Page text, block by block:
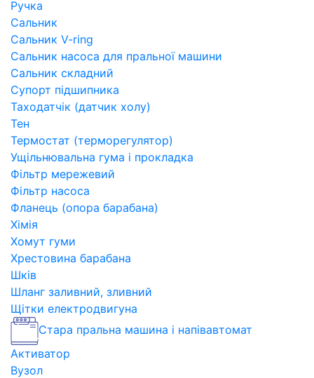
Ручка
Сальник
Сальник V-ring
Сальник насоса для пральної машини
Сальник складний
Супорт підшипника
Таходатчік (датчик холу)
Тен
Термостат (терморегулятор)
Ущільнювальна гума і прокладка
Фільтр мережевий
Фільтр насоса
Фланець (опора барабана)
Хімія
Хомут гуми
Хрестовина барабана
Шків
Шланг заливний, зливний
Щітки електродвигуна
Стара пральна машина і напівавтомат
Активатор
Вузол